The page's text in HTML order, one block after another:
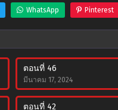
WhatsApp Pinterest
ตอนที่ 46
มีนาคม 17, 2024
ตอนที่ 42